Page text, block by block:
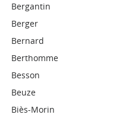
Bergantin
Berger
Bernard
Berthomme
Besson
Beuze
Biès-Morin